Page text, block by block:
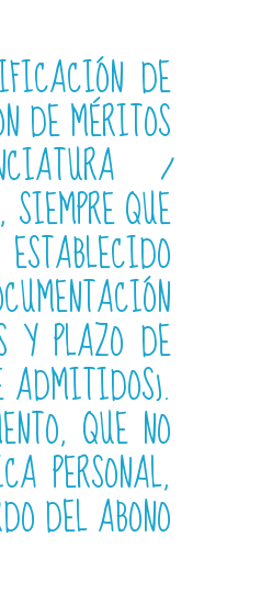
DE
DE MÉRITOS
/
QUE
Y PLAZO DE
ADMITIDOS).
QUE NO
PERSONAL,
DEL ABONO